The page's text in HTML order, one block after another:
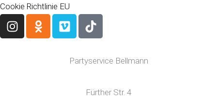
Cookie Richtlinie EU
I
n
O
d
V
i
T
i
t
o
Partyservice Bellmann
Fürther Str. 4